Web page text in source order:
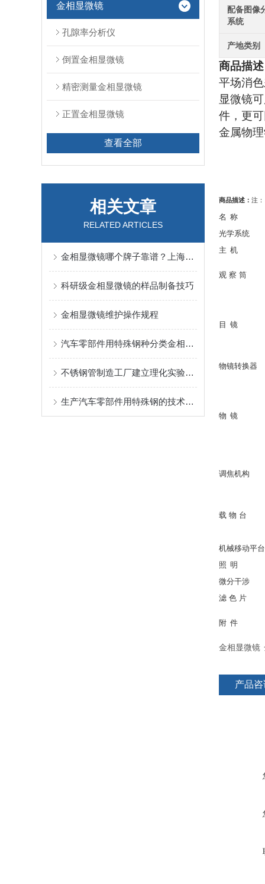
金相显微镜
孔隙率分析仪
倒置金相显微镜
精密测量金相显微镜
正置金相显微镜
查看全部
相关文章
RELATED ARTICLES
金相显微镜哪个牌子靠谱？上海蔡康光学带你避开选购“雷区”
科研级金相显微镜的样品制备技巧
金相显微镜维护操作规程
汽车零部件用特殊钢种分类金相检验采用的技术标准
不锈钢管制造工厂建立理化实验室需要的材料检验设备清单
生产汽车零部件用特殊钢的技术控制所涉及的金相显微镜，端淬机，硬度计，光谱仪等检验设备
配备图像
系统
产地类别
商品描
平场消
显微镜
件，更
金属物
商品描述： 注
名 称
光学系统
主 机
观 察 筒
目 镜
物镜转换器
物 镜
调焦机构
载 物 台
机械移动平台
照 明
微分干涉
滤 色 片
附 件
金相显微镜
产品